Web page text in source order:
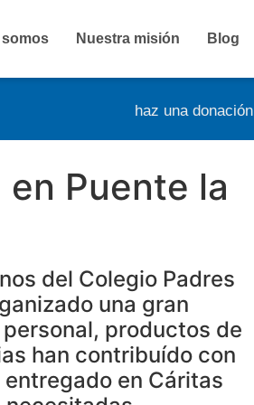
haz una donación
Nuestra misión Blog
en Puente la
del Colegio Padres
una gran
productos de
han contribuído con
en Cáritas